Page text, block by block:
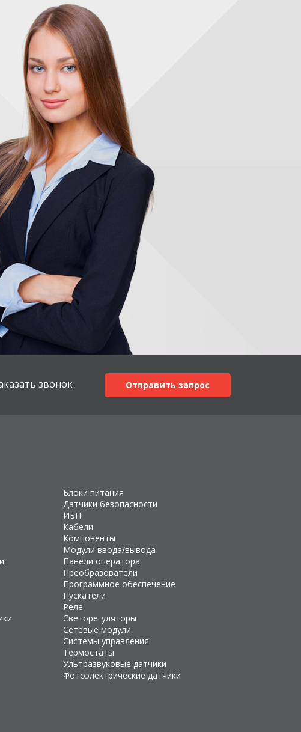
звонок Отправить запрос
Блоки питания
Датчики безопасности
ИБП
Кабели
Компоненты
Модули ввода/вывода
Панели оператора
Преобразователи
Программное обеспечение
Пускатели
Реле
Светорегуляторы
Сетевые модули
Системы управления
Термостаты
Ультразвуковые датчики
Фотоэлектрические датчики